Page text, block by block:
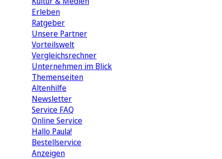
Erleben
Ratgeber
Unsere Partner
Vorteilswelt
Vergleichsrechner
Unternehmen im Blick
Themenseiten
Altenhilfe
Newsletter
Service FAQ
Online Service
Hallo Paula!
Bestellservice
Anzeigen